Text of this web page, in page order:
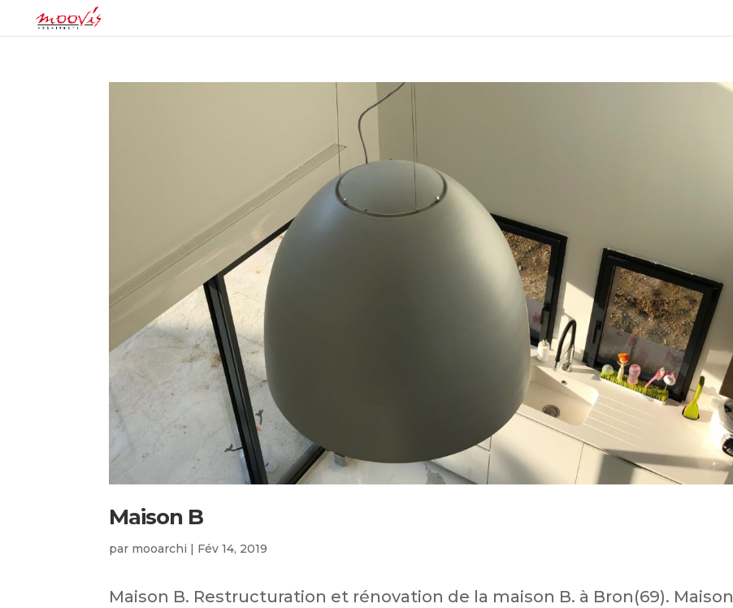
Maison B
par mooarchi | Fév 14, 2019
Maison B. Restructuration et rénovation de la maison B. à Bron(69). Maison